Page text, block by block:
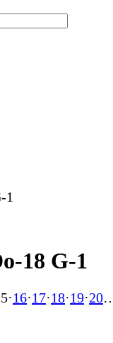
1
18 G-1
·16·17·18·19·20